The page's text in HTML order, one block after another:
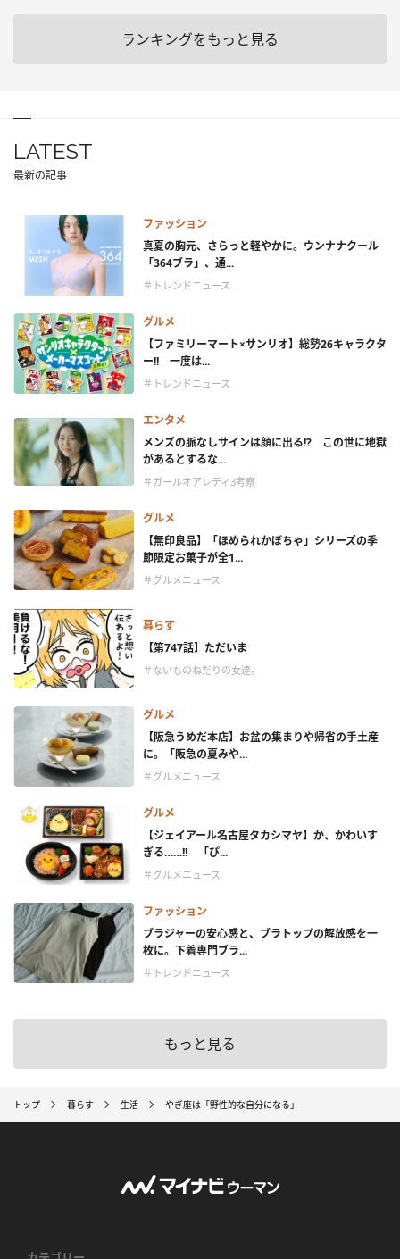
ランキングをもっと見る
LATEST
最新の記事
ファッション
真夏の胸元、さらっと軽やかに。ウンナナクール
「364ブラ」、通...
＃トレンドニュース
グルメ
【ファミリーマート×サンリオ】総勢26キャラクタ
ー!! 一度は...
＃トレンドニュース
エンタメ
メンズの脈なしサインは顔に出る!? この世に地獄
があるとするな...
＃ガールオアレディ3考察
グルメ
【無印良品】「ほめられかぼちゃ」シリーズの季
節限定お菓子が全1...
＃グルメニュース
暮らす
【第747話】ただいま
＃ないものねだりの女達。
グルメ
【阪急うめだ本店】お盆の集まりや帰省の手土産
に。「阪急の夏みや...
＃グルメニュース
グルメ
【ジェイアール名古屋タカシマヤ】か、かわいす
ぎる……!! 「ぴ...
＃グルメニュース
ファッション
ブラジャーの安心感と、ブラトップの解放感を一
枚に。下着専門ブラ...
＃トレンドニュース
もっと見る
トップ 暮らす 生活 やぎ座は「野性的な自分になる」